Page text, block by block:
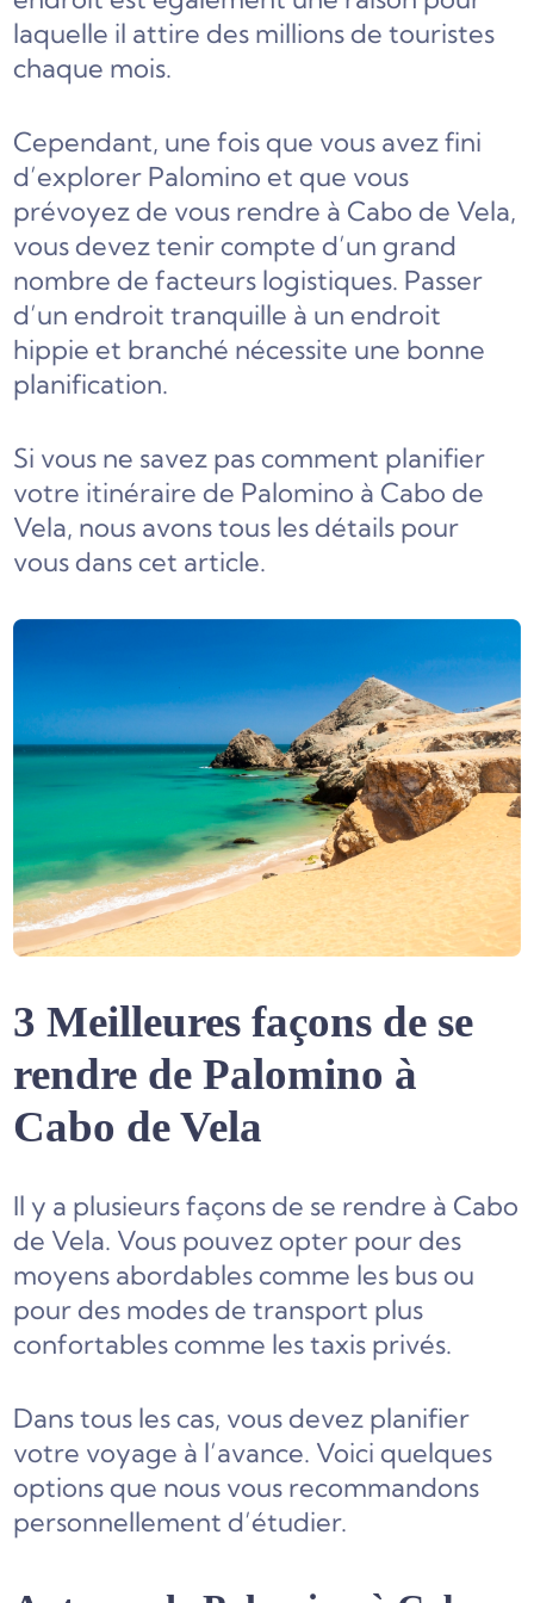
laquelle il attire des millions de touristes
chaque mois.
Cependant, une fois que vous avez fini
d’explorer Palomino et que vous
prévoyez de vous rendre à Cabo de Vela,
vous devez tenir compte d’un grand
nombre de facteurs logistiques. Passer
d’un endroit tranquille à un endroit
hippie et branché nécessite une bonne
planification.
Si vous ne savez pas comment planifier
votre itinéraire de Palomino à Cabo de
Vela, nous avons tous les détails pour
vous dans cet article.
3 Meilleures façons de se
rendre de Palomino à
Cabo de Vela
Il y a plusieurs façons de se rendre à Cabo
de Vela. Vous pouvez opter pour des
moyens abordables comme les bus ou
pour des modes de transport plus
confortables comme les taxis privés.
Dans tous les cas, vous devez planifier
votre voyage à l’avance. Voici quelques
options que nous vous recommandons
personnellement d’étudier.